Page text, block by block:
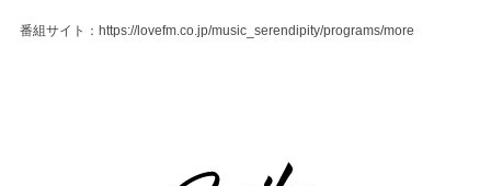
番組サイト： https://lovefm.co.jp/music_serendipity/programs/more